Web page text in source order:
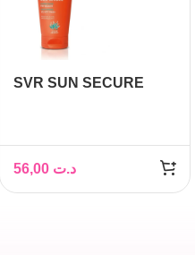
SVR SUN SECURE
د.ت